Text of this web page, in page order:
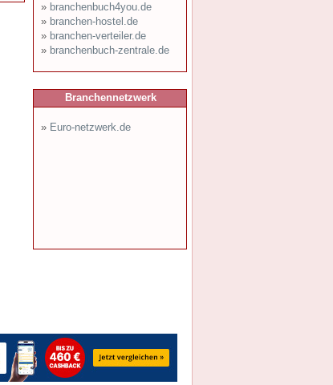
» branchenbuch4you.de
» branchen-hostel.de
» branchen-verteiler.de
» branchenbuch-zentrale.de
Branchennetzwerk
» Euro-netzwerk.de